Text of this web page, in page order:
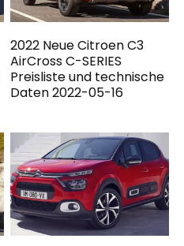
2022 Neue Citroen C3
AirCross C-SERIES
Preisliste und technische
Daten 2022-05-16